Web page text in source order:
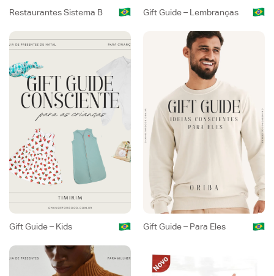
Restaurantes Sistema B Gift Guide – Lembranças
Gift Guide – Kids Gift Guide – Para Eles